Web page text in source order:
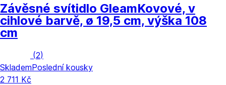
Závěsné svítidlo GleamKovové, v
cihlové barvě, ø 19,5 cm, výška 108
cm
(2)
SklademPoslední kousky
2 711 Kč